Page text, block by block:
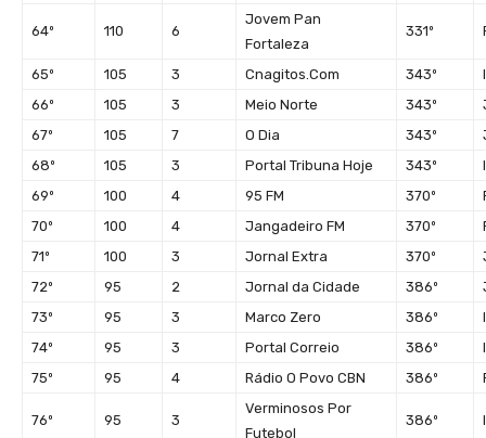
64º 110 6
Jovem Pan
Fortaleza
331º
65º 105 3 Cnagitos.Com 343º
66º
105 3 Meio Norte 343º
67º
105 7 O Dia 343º
68º
105 3 Portal Tribuna Hoje 343º
69º
100 4 95 FM 370º
70º
100 4 Jangadeiro FM 370º
71º
100 3 Jornal Extra 370º
72º
95 2 Jornal da Cidade 386º
73º
95 3 Marco Zero 386º
74º
95 3 Portal Correio 386º
75º
95 4 Rádio O Povo CBN 386º
76º 95 3
Verminosos Por
Futebol
386º